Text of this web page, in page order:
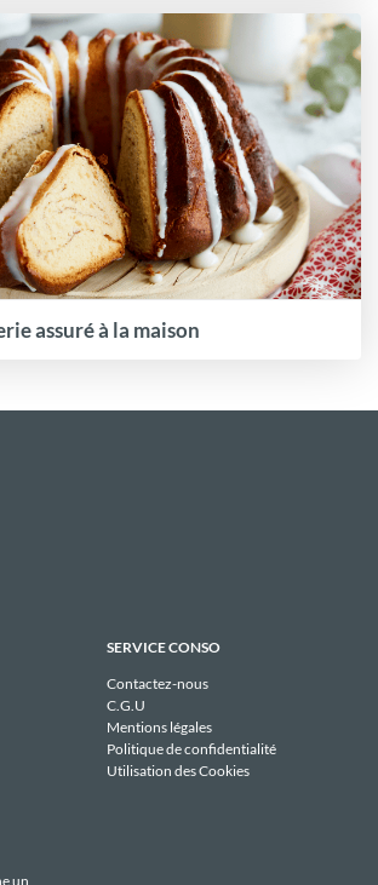
assuré à la maison
SERVICE CONSO
Contactez-nous
C.G.U
Mentions légales
Politique de confidentialité
Utilisation des Cookies
un